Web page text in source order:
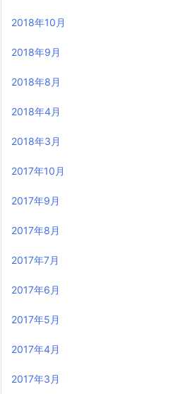
2018年10月
2018年9月
2018年8月
2018年4月
2018年3月
2017年10月
2017年9月
2017年8月
2017年7月
2017年6月
2017年5月
2017年4月
2017年3月